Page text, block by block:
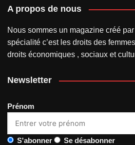
A propos de nous
Nous sommes un magazine créé
spécialité c’est les droits des
droits économiques , sociaux et
Newsletter
Prénom
S'abonner Se désabonner